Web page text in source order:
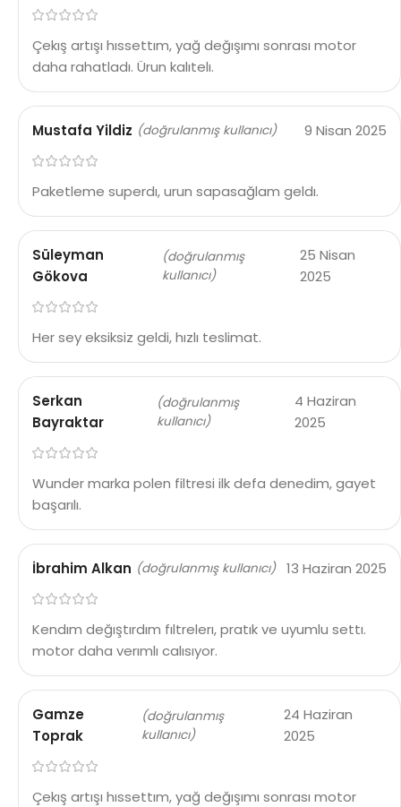
Çekış artışı hıssettım, yağ değışımı sonrası motor
daha rahatladı. Ürun kalıtelı.
Mustafa Yildiz (doğrulanmış kullanıcı) 9 Nisan 2025
Paketleme superdı, urun sapasağlam geldı.
Süleyman
Gökova
(doğrulanmış
kullanıcı)
25 Nisan
2025
Her sey eksiksiz geldi, hızlı teslimat.
Serkan
Bayraktar
(doğrulanmış
kullanıcı)
4 Haziran
2025
Wunder marka polen filtresi ilk defa denedim, gayet
başarılı.
İbrahim Alkan (doğrulanmış kullanıcı) 13 Haziran 2025
Kendım değıştırdım fıltrelerı, pratık ve uyumlu settı.
motor daha verımlı calısıyor.
Gamze
Toprak
(doğrulanmış
kullanıcı)
24 Haziran
2025
Çekış artışı hıssettım, yağ değışımı sonrası motor